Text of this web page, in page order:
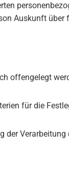
Auskunft über
offengelegt
für die
der Verarbeitung